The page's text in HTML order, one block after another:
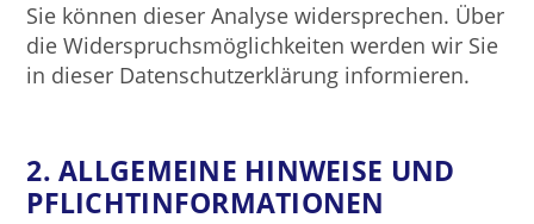
Sie können dieser Analyse widersprechen. Über
die Widerspruchsmöglichkeiten werden wir Sie
in dieser Datenschutzerklärung informieren.
2. ALLGEMEINE HINWEISE UND
PFLICHTINFORMATIONEN